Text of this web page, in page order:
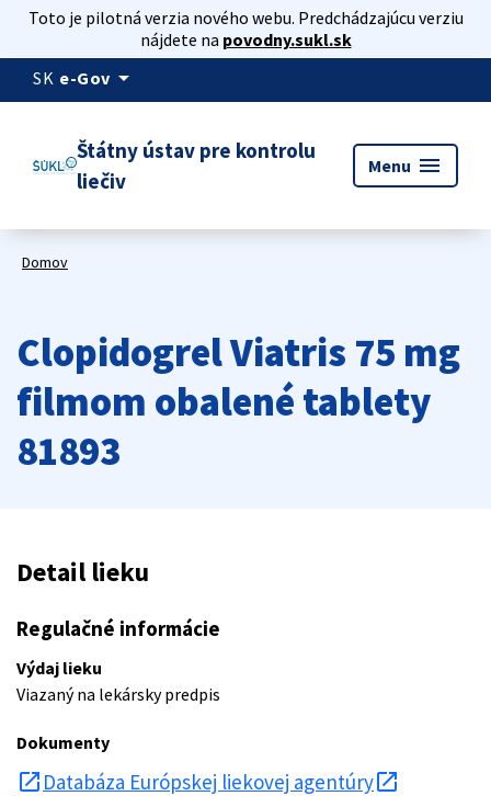
Toto je pilotná verzia nového webu. Predchádzajúcu verziu
nájdete na povodny.sukl.sk
SK e-Gov arrow_drop_down
Štátny ústav pre kontrolu
liečiv
Menu menu
Domov
Clopidogrel Viatris 75 mg
filmom obalené tablety
81893
Detail lieku
Regulačné informácie
Výdaj lieku
Viazaný na lekársky predpis
Dokumenty
open_in_new Databáza Európskej liekovej agentúry